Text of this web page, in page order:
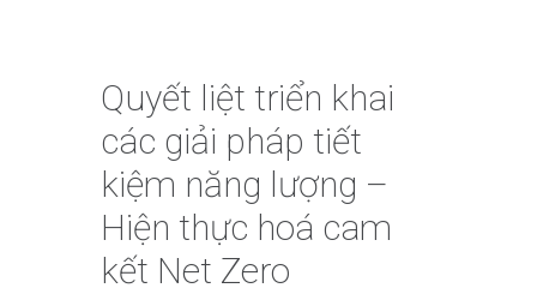
Quyết liệt triển khai
các giải pháp tiết
kiệm năng lượng –
Hiện thực hoá cam
kết Net Zero